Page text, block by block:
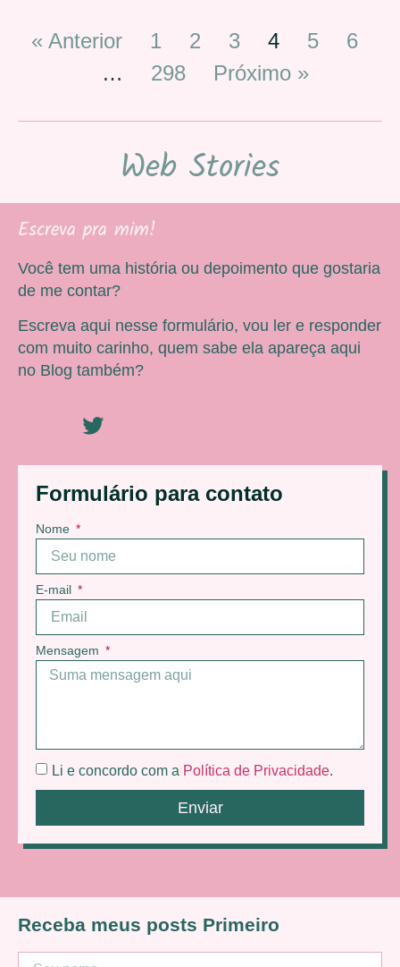
« Anterior 1 2 3 4 5
6
…
298 Próximo »
Web Stories
Formulário para contato
Nome
E-mail
Mensagem
Li e concordo com a Política de Privacidade.
Enviar
Escreva pra mim!
Você tem uma história ou depoimento que gostaria
de me contar?
Escreva aqui nesse formulário, vou ler e responder
com muito carinho, quem sabe ela apareça aqui
no Blog também?
Receba meus posts Primeiro